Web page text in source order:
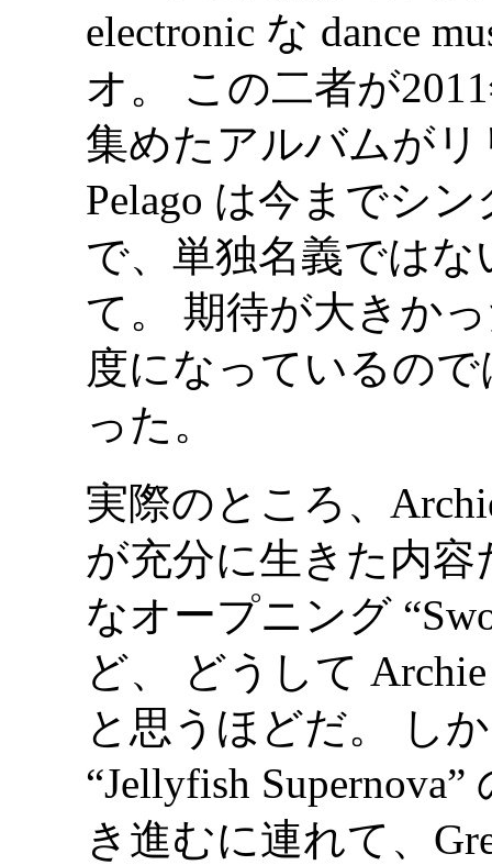
electronic な dance
オ。 この二者が
集めたアルバムが
Pelago は今までシ
で、単独名義では
て。 期待が大きか
度になっているの
った。
実際のところ、
が充分に生きた内容
なオープニング
ど、 どうして
と思うほどだ。 し
“Jellyfish
き進むに連れて、